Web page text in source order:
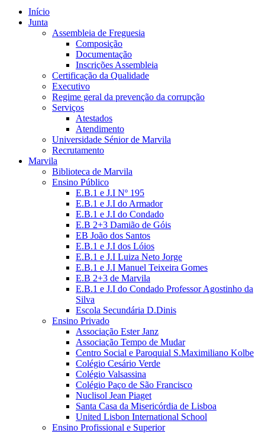
Início
Junta
Assembleia de Freguesia
Composição
Documentação
Inscrições Assembleia
Certificação da Qualidade
Executivo
Regime geral da prevenção da corrupção
Serviços
Atestados
Atendimento
Universidade Sénior de Marvila
Recrutamento
Marvila
Biblioteca de Marvila
Ensino Público
E.B.1 e J.I Nº 195
E.B.1 e J.I do Armador
E.B.1 e J.I do Condado
E.B 2+3 Damião de Góis
EB João dos Santos
E.B.1 e J.I dos Lóios
E.B.1 e J.I Luiza Neto Jorge
E.B.1 e J.I Manuel Teixeira Gomes
E.B 2+3 de Marvila
E.B.1 e J.I do Condado Professor Agostinho da
Silva
Escola Secundária D.Dinis
Ensino Privado
Associação Ester Janz
Associação Tempo de Mudar
Centro Social e Paroquial S.Maximiliano Kolbe
Colégio Cesário Verde
Colégio Valsassina
Colégio Paço de São Francisco
Nuclisol Jean Piaget
Santa Casa da Misericórdia de Lisboa
United Lisbon International School
Ensino Profissional e Superior